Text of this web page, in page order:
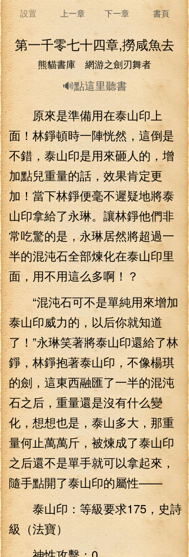
設置 上一章 下一章 書頁
第一千零七十四章,撈咸魚去
熊貓書庫 網游之劍刃舞者
🔊點這里聽書
原來是準備用在泰山印上
面！林錚頓時一陣恍然，這倒是
不錯，泰山印是用來砸人的，增
加點兒重量的話，效果肯定更
加！當下林錚便毫不遲疑地將泰
山印拿給了永琳。讓林錚他們非
常吃驚的是，永琳居然將超過一
半的混沌石全部煉化在泰山印里
面，用不用這么多啊！？
“混沌石可不是單純用來增加
泰山印威力的，以后你就知道
了！”永琳笑著將泰山印還給了林
錚，林錚抱著泰山印，不像楊琪
的劍，這東西融匯了一半的混沌
石之后，重量還是沒有什么變
化，想想也是，泰山多大，那重
量何止萬萬斤，被煉成了泰山印
之后還不是單手就可以拿起來，
隨手點開了泰山印的屬性——
泰山印：等級要求175，史詩
級（法寶）